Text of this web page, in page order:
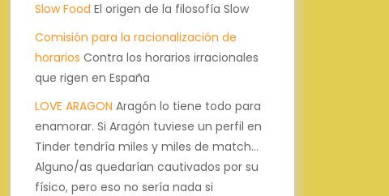
Slow Food El origen de la filosofía Slow
Comisión para la racionalización de
horarios Contra los horarios irracionales
que rigen en España
LOVE ARAGON Aragón lo tiene todo para
enamorar. Si Aragón tuviese un perfil en
Tinder tendría miles y miles de match...
Alguno/as quedarían cautivados por su
físico, pero eso no sería nada si